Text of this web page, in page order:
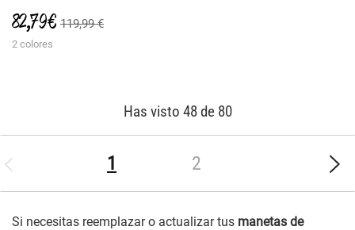
82,79 € 119,99 €
2 colores
Has visto 48 de 80
1 2
Si necesitas reemplazar o actualizar tus manetas de